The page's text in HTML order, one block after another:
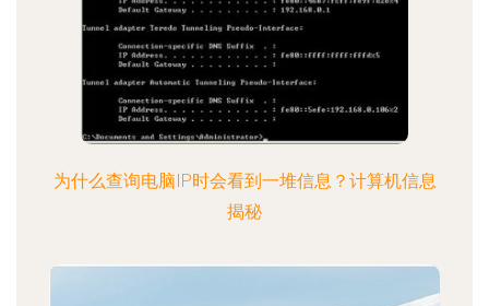
为什么查询电脑IP时会看到一堆信息？计算机信息
揭秘